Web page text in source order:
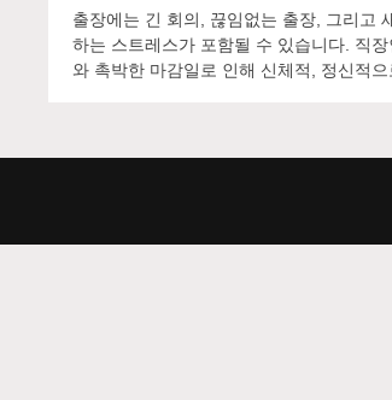
출장에는 긴 회의, 끊임없는 출장, 그리고
하는 스트레스가 포함될 수 있습니다. 직
와 촉박한 마감일로 인해 신체적, 정신적